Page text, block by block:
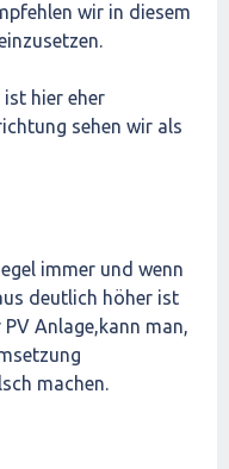
wir in diesem
hier eher
sehen wir als
immer und wenn
deutlich höher ist
Anlage,kann man,
machen.